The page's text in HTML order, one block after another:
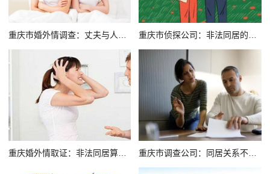
重庆婚外情取证：非法同居算重婚吗 重庆市调查公司：同居关系不受法律保护_1